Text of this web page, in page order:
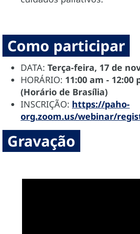
Como participar
DATA: Terça-feira, 17 de
HORÁRIO: 11:00 am - 12:00
(Horário de Brasília)
INSCRIÇÃO: https://paho-
org.zoom.us/webinar/
Gravação